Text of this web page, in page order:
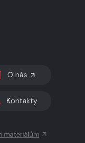
SVĚTLÝ/TMAVÝ REŽIM
O nás
Kontakty
materiálům